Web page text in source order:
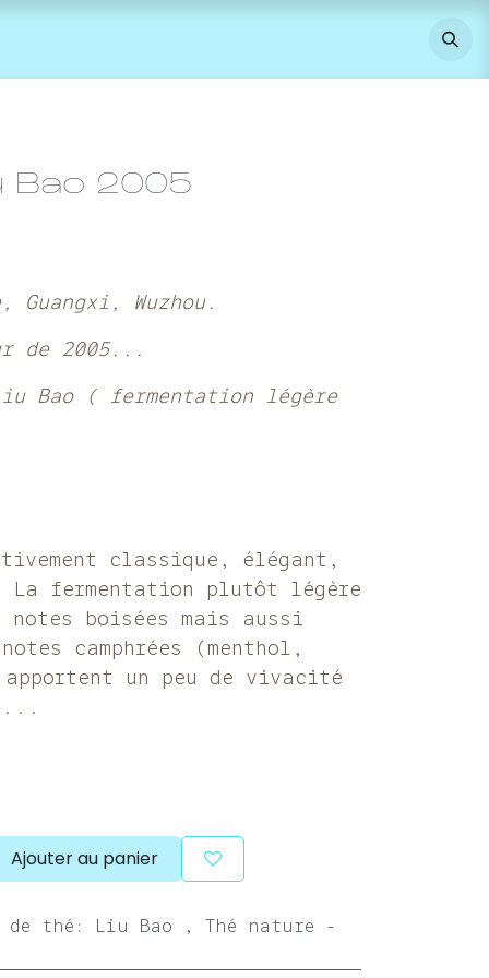
Bao 2005
Guangxi, Wuzhou.
de 2005...
Bao ( fermentation légère
classique, élégant,
fermentation plutôt légère
notes boisées mais aussi
camphrées (menthol,
un peu de vivacité
Ajouter au panier
de thé : Liu Bao , Thé nature -